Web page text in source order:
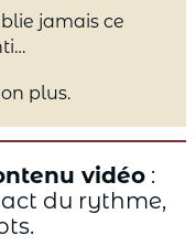
jamais ce
plus.
vidéo:
du rythme,